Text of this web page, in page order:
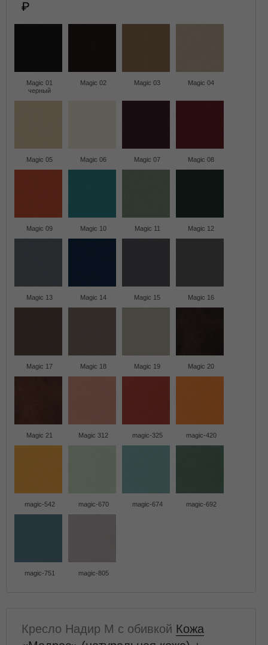
Magic 01
черный
Magic 02 Magic 03 Magic 04
Magic 05 Magic 06 Magic 07 Magic 08
Magic 09 Magic 10 Magic 11 Magic 12
Magic 13 Magic 14 Magic 15 Magic 16
Magic 17 Magic 18 Magic 19 Magic 20
Magic 21 Magic 312 magic-325 magic-420
magic-542 magic-670 magic-674 magic-692
magic-751 magic-805
Кресло Надир M с обивкой Кожа